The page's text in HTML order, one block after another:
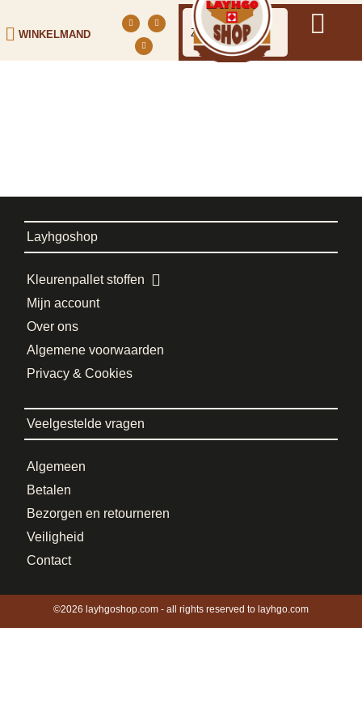
WINKELMAND
Layhgoshop
Kleurenpallet stoffen
Mijn account
Over ons
Algemene voorwaarden
Privacy & Cookies
Veelgestelde vragen
Algemeen
Betalen
Bezorgen en retourneren
Veiligheid
Contact
©2026 layhgoshop.com - all rights reserved to layhgo.com